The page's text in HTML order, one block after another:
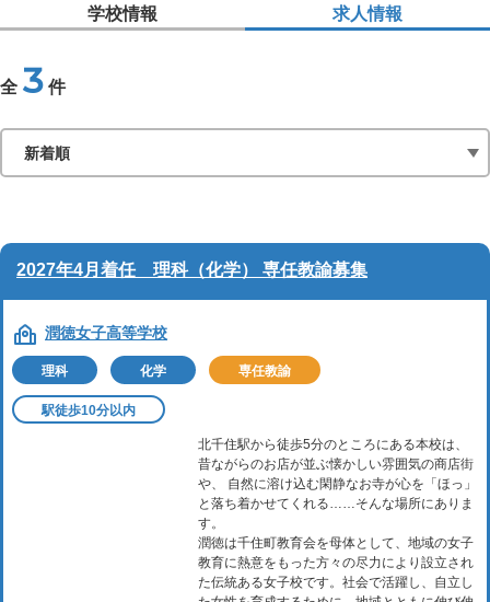
学校情報 求人情報
全 3 件
2027年4月着任 理科（化学） 専任教諭募集
潤徳女子高等学校
理科 化学 専任教諭
駅徒歩10分以内
北千住駅から徒歩5分のところにある本校は、
昔ながらのお店が並ぶ懐かしい雰囲気の商店街
や、 自然に溶け込む閑静なお寺が心を「ほっ」
と落ち着かせてくれる……そんな場所にありま
す。
潤徳は千住町教育会を母体として、地域の女子
教育に熱意をもった方々の尽力により設立され
た伝統ある女子校です。社会で活躍し、自立し